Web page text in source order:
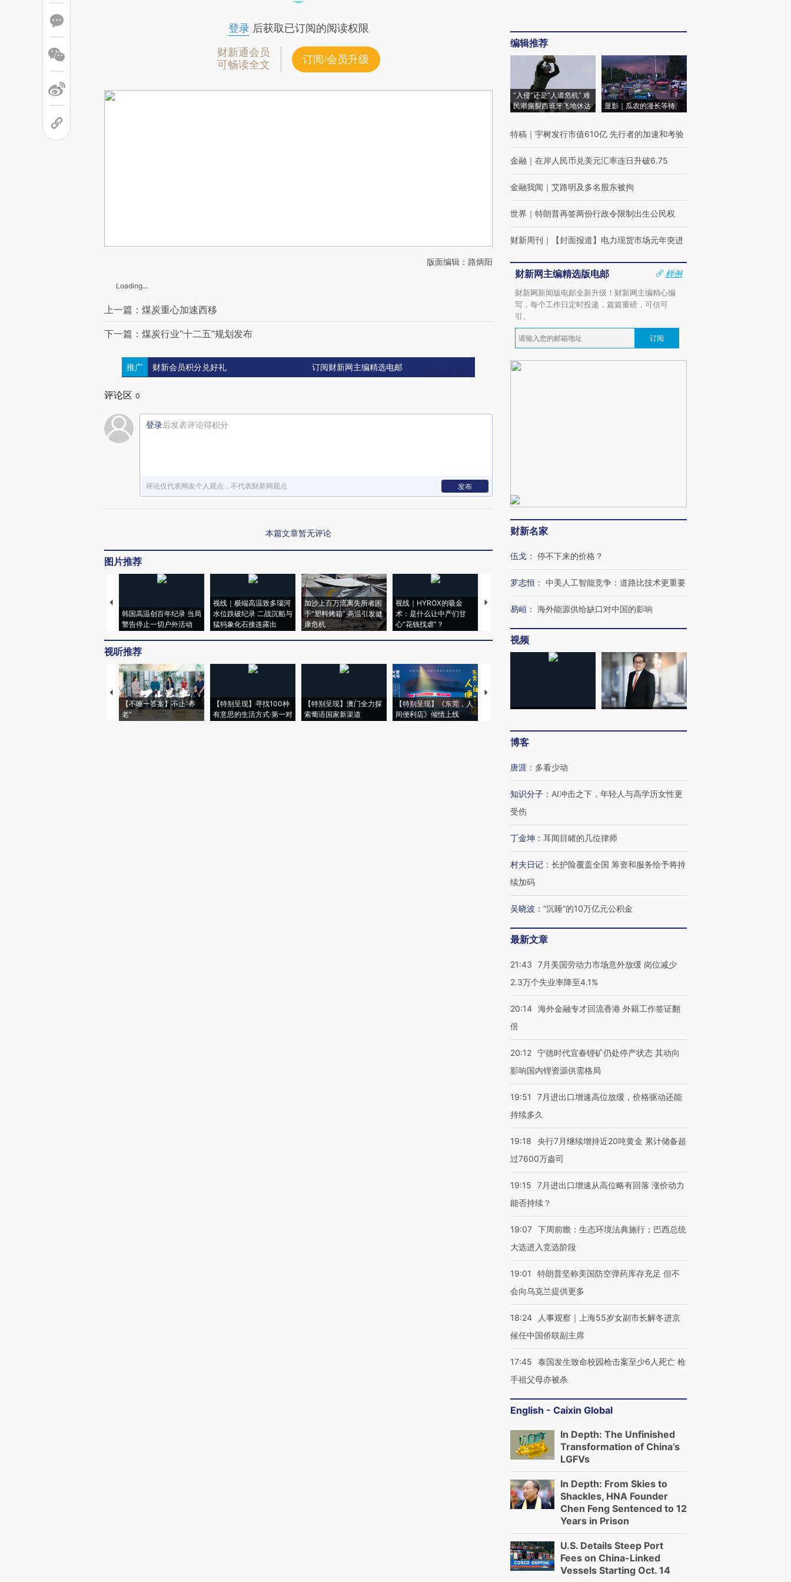
登录后获取已订阅的阅读权限
财新通会员
可畅读全文
订阅/会员升级
版面编辑：路炳阳
Loading...
上一篇：煤炭重心加速西移
下一篇：煤炭行业“十二五”规划发布
推广 财新会员积分兑好礼 订阅财新网主编精选电邮
评论区 0
登录后发表评论得积分
评论仅代表网友个人观点，不代表财新网观点 发布
本篇文章暂无评论
图片推荐
韩国高温创百年纪录 当局
警告停止一切户外活动
视线｜极端高温致多瑙河
水位跌破纪录 二战沉船与
猛犸象化石接连露出
加沙上百万流离失所者困
于“塑料烤箱” 高温引发健
康危机
视线｜HYROX的吸金
术：是什么让中产们甘
心“花钱找虐”？
马航飞行员跨国走私7万
粒摇头丸 尿检体内含3种
视线｜被称为“蟑螂”的印
度Z世代 用街头抗争将教
视听推荐
【不唯一答案】不止“养
老”
【特别呈现】寻找100种
有意思的生活方式·第一对
【特别呈现】澳门全力探
索葡语国家新渠道
【特别呈现】《东莞，人
间便利店》倾情上线
【推广】走进第四届链博
【特别呈现】寻找100种
【商旅对话】华住集团
CFO：不靠规模取胜，华
编辑推荐
“入侵”还是“人道危机” 难
民潮撕裂西班牙飞地休达
显影｜瓜农的漫长等待
特稿 ｜ 宇树发行市值610亿 先行者的加速和考验
金融 ｜ 在岸人民币兑美元汇率连日升破6.75
金融我闻 ｜ 艾路明及多名股东被拘
世界 ｜ 特朗普再签两份行政令限制出生公民权
财新周刊 ｜ 【封面报道】电力现货市场元年突进
财新网主编精选版电邮
样例
财新网新闻版电邮全新升级！财新网主编精心编
写，每个工作日定时投递，篇篇重磅，可信可
引。
订阅
财新名家
伍戈 ： 停不下来的价格？
罗志恒 ： 中美人工智能竞争：道路比技术更重要
易峘 ： 海外能源供给缺口对中国的影响
视频
博客
唐涯 ： 多看少动
知识分子 ： AI冲击之下，年轻人与高学历女性更
受伤
丁金坤 ： 耳闻目睹的几位律师
村夫日记 ： 长护险覆盖全国 筹资和服务给予将持
续加码
吴晓波 ： “沉睡”的10万亿元公积金
最新文章
21:43
7月美国劳动力市场意外放缓 岗位减少
2.3万个失业率降至4.1%
20:14 海外金融专才回流香港 外籍工作签证翻
倍
20:12 宁德时代宜春锂矿仍处停产状态 其动向
影响国内锂资源供需格局
19:51
7月进出口增速高位放缓，价格驱动还能
持续多久
19:18
央行7月继续增持近20吨黄金 累计储备超
过7600万盎司
19:15
7月进出口增速从高位略有回落 涨价动力
能否持续？
19:07 下周前瞻：生态环境法典施行；巴西总统
大选进入竞选阶段
19:01
特朗普坚称美国防空弹药库存充足 但不
会向乌克兰提供更多
18:24
人事观察｜上海55岁女副市长解冬进京
候任中国侨联副主席
17:45
泰国发生致命校园枪击案至少6人死亡 枪
手祖父母亦被杀
English - Caixin Global
In Depth: The Unfinished
Transformation of China’s
LGFVs
In Depth: From Skies to
Shackles, HNA Founder
Chen Feng Sentenced to 12
Years in Prison
U.S. Details Steep Port
Fees on China-Linked
Vessels Starting Oct. 14